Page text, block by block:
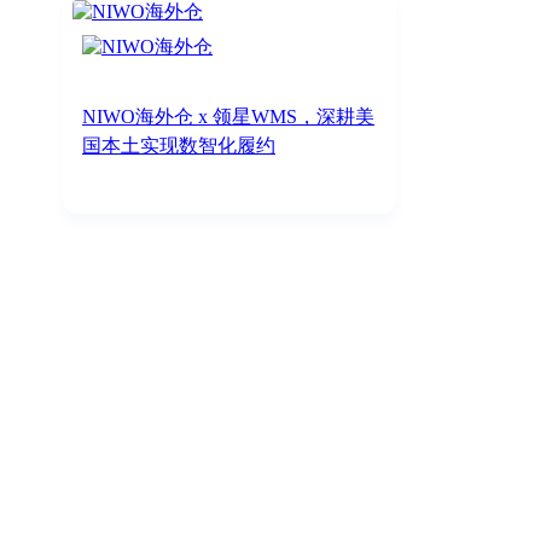
NIWO海外仓 x 领星WMS，深耕美
国本土实现数智化履约